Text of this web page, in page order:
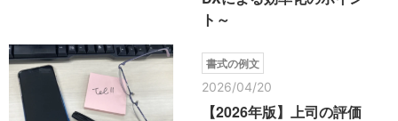
ト～
書式の例文
2026/04/20
【2026年版】上司の評価